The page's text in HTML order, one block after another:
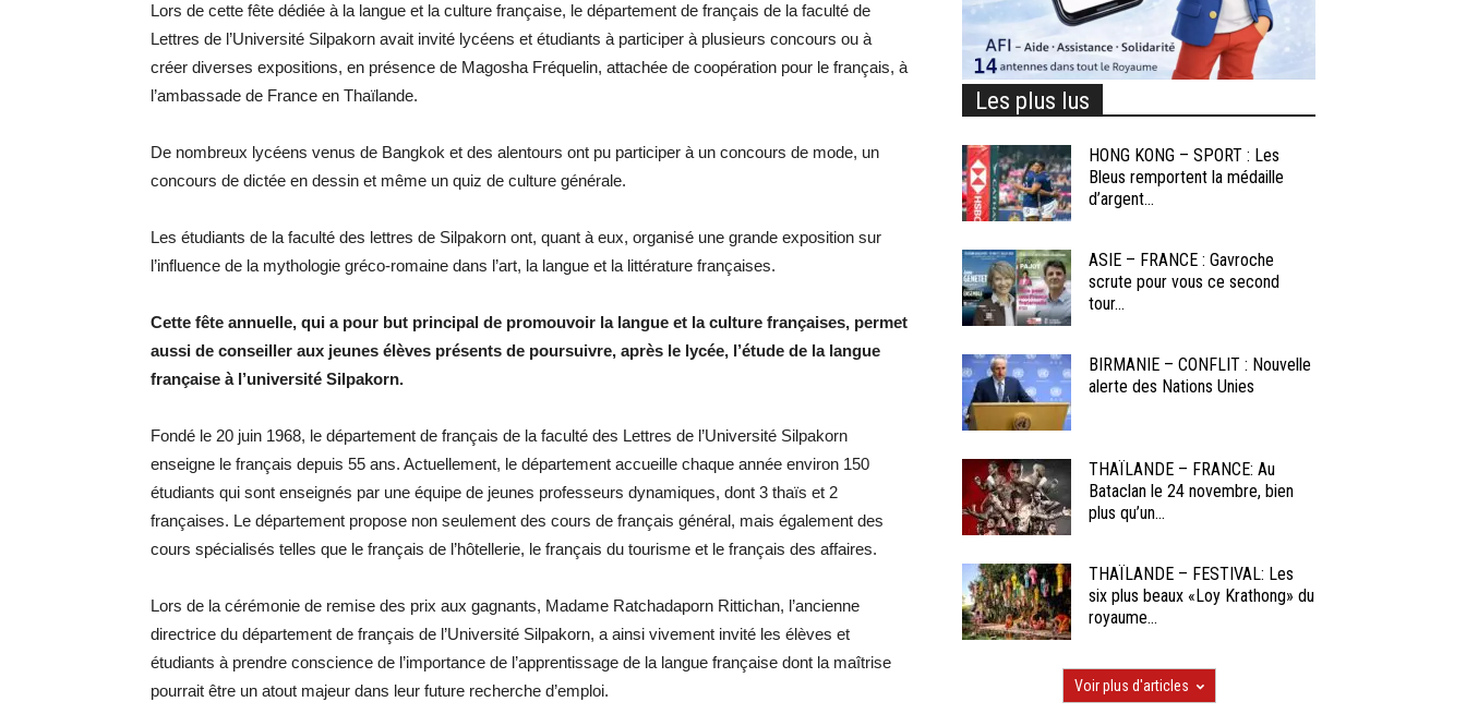
Lors de cette fête dédiée à la langue et la culture française, le département de français de la faculté de
Lettres de l’Université Silpakorn avait invité lycéens et étudiants à participer à plusieurs concours ou à
créer diverses expositions, en présence de Magosha Fréquelin, attachée de coopération pour le français, à
l’ambassade de France en Thaïlande.
De nombreux lycéens venus de Bangkok et des alentours ont pu participer à un concours de mode, un
concours de dictée en dessin et même un quiz de culture générale.
Les étudiants de la faculté des lettres de Silpakorn ont, quant à eux, organisé une grande exposition sur
l’influence de la mythologie gréco-romaine dans l’art, la langue et la littérature françaises.
Cette fête annuelle, qui a pour but principal de promouvoir la langue et la culture françaises, permet
aussi de conseiller aux jeunes élèves présents de poursuivre, après le lycée, l’étude de la langue
française à l’université Silpakorn.
Fondé le 20 juin 1968, le département de français de la faculté des Lettres de l’Université Silpakorn
enseigne le français depuis 55 ans. Actuellement, le département accueille chaque année environ 150
étudiants qui sont enseignés par une équipe de jeunes professeurs dynamiques, dont 3 thaïs et 2
françaises. Le département propose non seulement des cours de français général, mais également des
cours spécialisés telles que le français de l’hôtellerie, le français du tourisme et le français des affaires.
Lors de la cérémonie de remise des prix aux gagnants, Madame Ratchadaporn Rittichan, l’ancienne
directrice du département de français de l’Université Silpakorn, a ainsi vivement invité les élèves et
étudiants à prendre conscience de l’importance de l’apprentissage de la langue française dont la maîtrise
pourrait être un atout majeur dans leur future recherche d’emploi.
Les plus lus
HONG KONG – SPORT : Les
Bleus remportent la médaille
d’argent...
ASIE – FRANCE : Gavroche
scrute pour vous ce second
tour...
BIRMANIE – CONFLIT : Nouvelle
alerte des Nations Unies
THAÏLANDE – FRANCE: Au
Bataclan le 24 novembre, bien
plus qu’un...
THAÏLANDE – FESTIVAL: Les
six plus beaux «Loy Krathong» du
royaume...
Voir plus d'articles